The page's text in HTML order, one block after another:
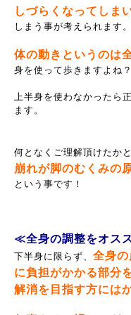
しづらくなってしま
しまう事が考えられます。
体の動きというのは
身を使って歩きますよね？
上半身を使わなかったら
ます。
何となくご理解頂けたか
崩れが脚のむくみの
という事です！
≪全身の調整をオス
下半身に限らず、 全身
に負担がかかる部分
解消を目指す方には